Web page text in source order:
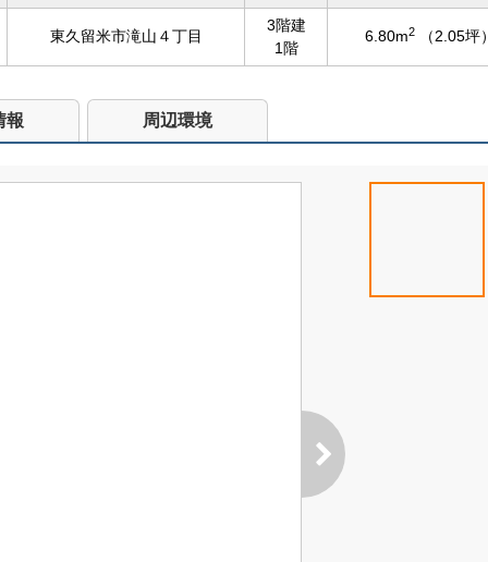
東久留米市滝山４丁目
3階建
1階
6.80m2 （2.05坪
報 周辺環境